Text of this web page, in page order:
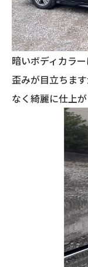
暗いボディカラ
歪みが目立ちま
なく綺麗に仕上